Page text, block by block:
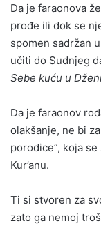
Da je faraonova
prođe ili dok se
spomen sadržan
učiti do Sudnjeg
Sebe kuću u
Da je faraonov
olakšanje, ne bi
porodice”, koja
Kur’anu.
Ti si stvoren za
zato ga nemoj